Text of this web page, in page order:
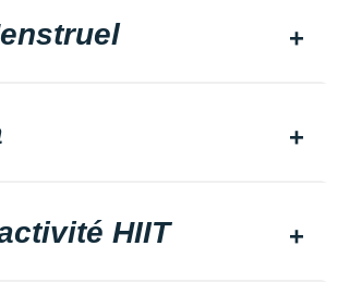
HIIT